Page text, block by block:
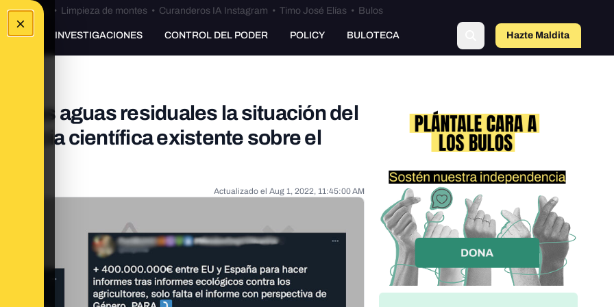
×
Bulos Ceuta • Limpieza de montes• Curanderos IA Instagram • Timo José Elías• Bulos
INVESTIGACIONES CONTROL DEL PODER POLICY BULOTECA Hazte Maldito
a las aguas residuales la situación del
científica existente sobre el
Actualizado el Aug 1, 2022, 11:45:00 AM